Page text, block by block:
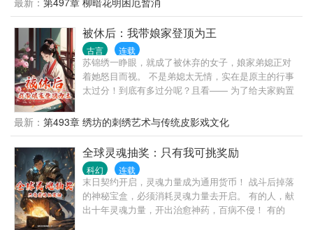
了一段深刻的情感纠葛。
被休后：我带娘家登顶为王
古言 连载
苏锦绣一睁眼，就成了被休弃的女子，娘家弟媳正对
着她怒目而视。 不是弟媳太无情，实在是原主的行事
太过分！到底有多过分呢？且看—— 为了给夫家购置
般席卷而去。为了让小姑子能穿上绫罗绸缎，她把娘
偷偷为弟弟攒下娶亲的银子都搜刮干净。为了让丈夫
能有闲钱交际，她像悍妇一样蛮不讲理，逼迫弟弟放
弃做小生意的本金，拿去给丈夫应酬。 这是人性的缺
失，还是愚蠢的极致？最后，丈夫顺利谋得官职，而
她，却被无情休弃。
最新： 第493章 绣坊的刺绣艺术与传统皮影戏文化
全球灵魂抽奖：只有我可挑奖励
科幻 连载
末日契约开启，灵魂力量成为通用货币！ 战斗后掉落
的神秘宝盒，必须消耗灵魂力量去开启。 有的人，献
出十年灵魂力量，开出治愈神药，百病不侵！ 有的